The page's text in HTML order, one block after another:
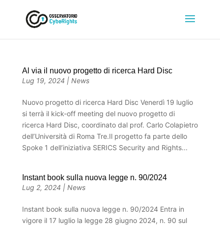
Al via il nuovo progetto di ricerca Hard Disc
Lug 19, 2024 | News
Nuovo progetto di ricerca Hard Disc Venerdì 19 luglio
si terrà il kick-off meeting del nuovo progetto di
ricerca Hard Disc, coordinato dal prof. Carlo Colapietro
dell’Università di Roma Tre.Il progetto fa parte dello
Spoke 1 dell’iniziativa SERICS Security and Rights...
Instant book sulla nuova legge n. 90/2024
Lug 2, 2024 | News
Instant book sulla nuova legge n. 90/2024 Entra in
vigore il 17 luglio la legge 28 giugno 2024, n. 90 sul